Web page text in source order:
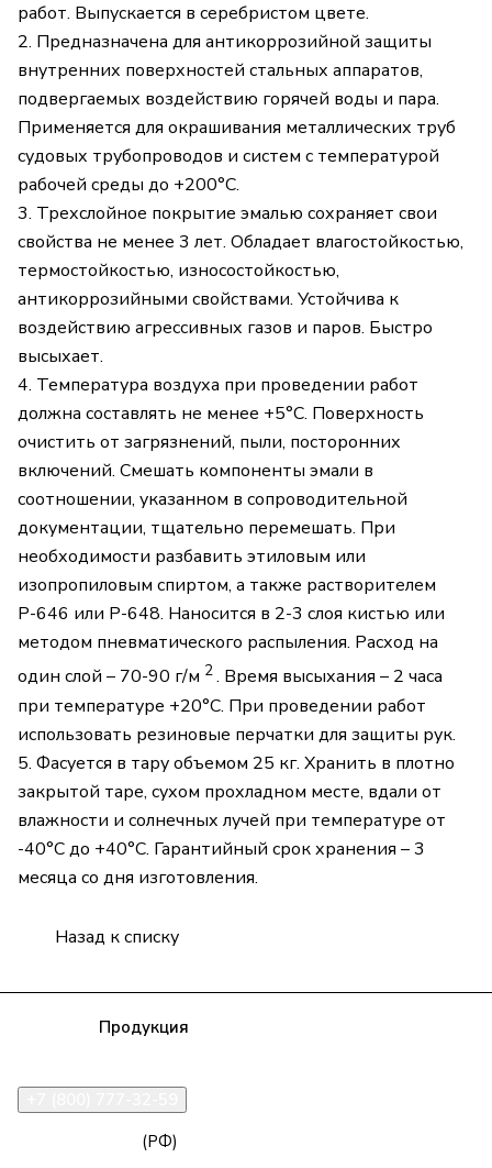
работ. Выпускается в серебристом цвете.
2. Предназначена для антикоррозийной защиты
внутренних поверхностей стальных аппаратов,
подвергаемых воздействию горячей воды и пара.
Применяется для окрашивания металлических труб
судовых трубопроводов и систем с температурой
рабочей среды до +200°С.
3. Трехслойное покрытие эмалью сохраняет свои
свойства не менее 3 лет. Обладает влагостойкостью,
термостойкостью, износостойкостью,
антикоррозийными свойствами. Устойчива к
воздействию агрессивных газов и паров. Быстро
высыхает.
4. Температура воздуха при проведении работ
должна составлять не менее +5°С. Поверхность
очистить от загрязнений, пыли, посторонних
включений. Смешать компоненты эмали в
соотношении, указанном в сопроводительной
документации, тщательно перемешать. При
необходимости разбавить этиловым или
изопропиловым спиртом, а также растворителем
Р-646 или Р-648. Наносится в 2-3 слоя кистью или
методом пневматического распыления. Расход на
один слой – 70-90 г/м 2. Время высыхания – 2 часа
при температуре +20°С. При проведении работ
использовать резиновые перчатки для защиты рук.
5. Фасуется в тару объемом 25 кг. Хранить в плотно
закрытой таре, сухом прохладном месте, вдали от
влажности и солнечных лучей при температуре от
-40°С до +40°С. Гарантийный срок хранения – 3
месяца со дня изготовления.
Назад к списку
Продукция
(РФ)